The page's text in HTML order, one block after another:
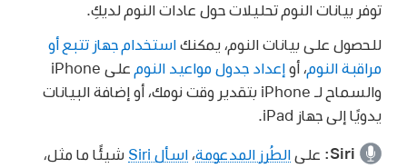
توفر بيانات النوم تحليلات حول عادات النوم لديكِ.
للحصول على بيانات النوم، يمكنك استخدام جهاز تتبع أو
مراقبة النوم، أو إعداد جدول مواعيد النوم
على iPhone
والسماح لـ iPhone بتقدير وقت نومك، أو إضافة البيانات
يدويًا إلى جهاز iPad.
Siri: على الطُرز المدعومة، اسأل Siri
شيئًا ما مثل،